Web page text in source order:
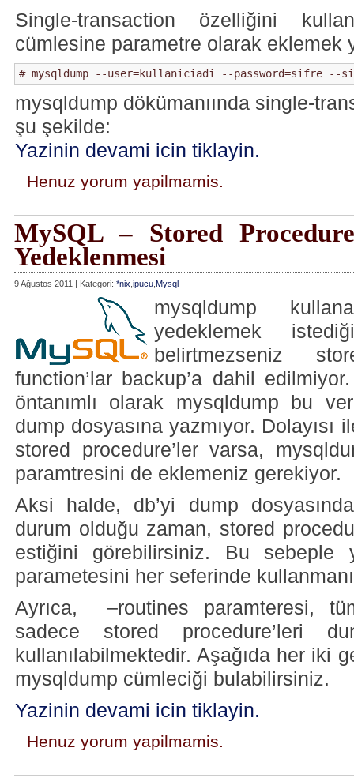
Single-transaction özelliğini
cümlesine parametre olarak eklemek
# mysqldump --user=kullaniciadi --password=sifre --
mysqldump dökümanıında single-
şu şekilde:
Yazinin devami icin tiklayin.
Henuz yorum yapilmamis.
MySQL – Stored
Yedeklenmesi
9 Ağustos 2011 | Kategori: *nix ipucu Mysql
mysqldump
yedeklemek
belirtmezseniz
function’lar backup’a dahil
öntanımlı olarak mysqldump bu
dump dosyasına yazmıyor. Dolayısı
stored procedure’ler varsa,
paramtresini de eklemeniz gerekiyor.
Aksi halde, db’yi dump
durum olduğu zaman, stored
estiğini görebilirsiniz. Bu sebeple
parametesini her seferinde
Ayrıca, –routines paramteresi,
sadece stored procedure’leri
kullanılabilmektedir. Aşağıda her iki
mysqldump cümleciği bulabilirsiniz.
Yazinin devami icin tiklayin.
Henuz yorum yapilmamis.